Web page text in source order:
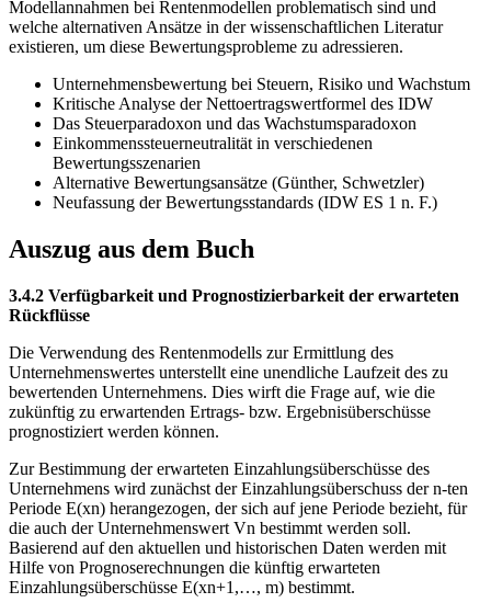
Modellannahmen bei Rentenmodellen problematisch sind und
welche alternativen Ansätze in der wissenschaftlichen Literatur
existieren, um diese Bewertungsprobleme zu adressieren.
Unternehmensbewertung bei Steuern, Risiko und Wachstum
Kritische Analyse der Nettoertragswertformel des IDW
Das Steuerparadoxon und das Wachstumsparadoxon
Einkommenssteuerneutralität in verschiedenen
Bewertungsszenarien
Alternative Bewertungsansätze (Günther, Schwetzler)
Neufassung der Bewertungsstandards (IDW ES 1 n. F.)
Auszug aus dem Buch
3.4.2 Verfügbarkeit und Prognostizierbarkeit der erwarteten
Rückflüsse
Die Verwendung des Rentenmodells zur Ermittlung des
Unternehmenswertes unterstellt eine unendliche Laufzeit des zu
bewertenden Unternehmens. Dies wirft die Frage auf, wie die
zukünftig zu erwartenden Ertrags- bzw. Ergebnisüberschüsse
prognostiziert werden können.
Zur Bestimmung der erwarteten Einzahlungsüberschüsse des
Unternehmens wird zunächst der Einzahlungsüberschuss der n-ten
Periode E(xn) herangezogen, der sich auf jene Periode bezieht, für
die auch der Unternehmenswert Vn bestimmt werden soll.
Basierend auf den aktuellen und historischen Daten werden mit
Hilfe von Prognoserechnungen die künftig erwarteten
Einzahlungsüberschüsse E(xn+1,…, m) bestimmt.